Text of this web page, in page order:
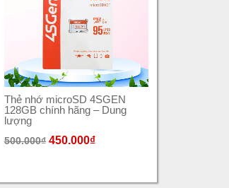
Thẻ nhớ microSD 4SGEN
128GB chính hãng – Dung
lượng
500.000₫ 450.000₫